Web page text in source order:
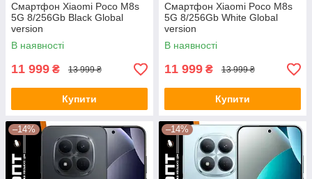
Смартфон Xiaomi Poco M8s
5G 8/256Gb Black Global
version
В наявності
11 999 ₴ 13 999 ₴
Купити
Смартфон Xiaomi Poco M8s
5G 8/256Gb White Global
version
В наявності
11 999 ₴ 13 999 ₴
Купити
–14% –14%